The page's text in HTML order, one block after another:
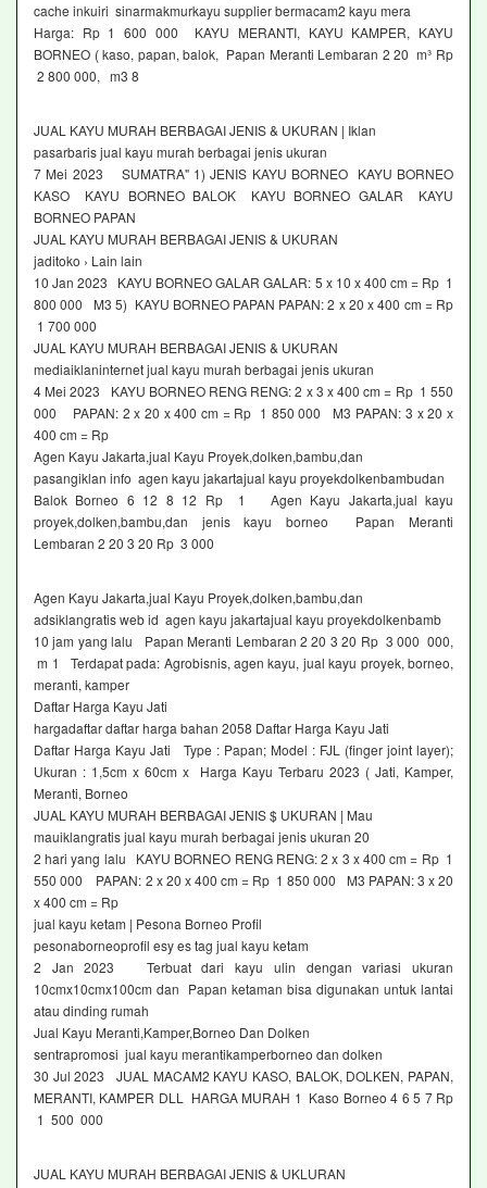
cache inkuiri sinarmakmurkayu supplier bermacam2 kayu mera
Harga: Rp 1 600 000 KAYU MERANTI, KAYU KAMPER, KAYU
BORNEO ( kaso, papan, balok, Papan Meranti Lembaran 2 20 m³ Rp
2 800 000, m3 8
JUAL KAYU MURAH BERBAGAI JENIS & UKURAN | Iklan
pasarbaris jual kayu murah berbagai jenis ukuran
7 Mei 2023 SUMATRA" 1) JENIS KAYU BORNEO KAYU BORNEO
KASO KAYU BORNEO BALOK KAYU BORNEO GALAR KAYU
BORNEO PAPAN
JUAL KAYU MURAH BERBAGAI JENIS & UKURAN
jaditoko › Lain lain
10 Jan 2023 KAYU BORNEO GALAR GALAR: 5 x 10 x 400 cm = Rp 1
800 000 M3 5) KAYU BORNEO PAPAN PAPAN: 2 x 20 x 400 cm = Rp
1 700 000
JUAL KAYU MURAH BERBAGAI JENIS & UKURAN
mediaiklaninternet jual kayu murah berbagai jenis ukuran
4 Mei 2023 KAYU BORNEO RENG RENG: 2 x 3 x 400 cm = Rp 1 550
000 PAPAN: 2 x 20 x 400 cm = Rp 1 850 000 M3 PAPAN: 3 x 20 x
400 cm = Rp
Agen Kayu Jakarta,jual Kayu Proyek,dolken,bambu,dan
pasangiklan info agen kayu jakartajual kayu proyekdolkenbambudan
Balok Borneo 6 12 8 12 Rp 1 Agen Kayu Jakarta,jual kayu
proyek,dolken,bambu,dan jenis kayu borneo Papan Meranti
Lembaran 2 20 3 20 Rp 3 000
Agen Kayu Jakarta,jual Kayu Proyek,dolken,bambu,dan
adsiklangratis web id agen kayu jakartajual kayu proyekdolkenbamb
10 jam yang lalu Papan Meranti Lembaran 2 20 3 20 Rp 3 000 000,
m 1 Terdapat pada: Agrobisnis, agen kayu, jual kayu proyek, borneo,
meranti, kamper
Daftar Harga Kayu Jati
hargadaftar daftar harga bahan 2058 Daftar Harga Kayu Jati
Daftar Harga Kayu Jati Type : Papan; Model : FJL (finger joint layer);
Ukuran : 1,5cm x 60cm x Harga Kayu Terbaru 2023 ( Jati, Kamper,
Meranti, Borneo
JUAL KAYU MURAH BERBAGAI JENIS $ UKURAN | Mau
mauiklangratis jual kayu murah berbagai jenis ukuran 20
2 hari yang lalu KAYU BORNEO RENG RENG: 2 x 3 x 400 cm = Rp 1
550 000 PAPAN: 2 x 20 x 400 cm = Rp 1 850 000 M3 PAPAN: 3 x 20
x 400 cm = Rp
jual kayu ketam | Pesona Borneo Profil
pesonaborneoprofil esy es tag jual kayu ketam
2 Jan 2023 Terbuat dari kayu ulin dengan variasi ukuran
10cmx10cmx100cm dan Papan ketaman bisa digunakan untuk lantai
atau dinding rumah
Jual Kayu Meranti,Kamper,Borneo Dan Dolken
sentrapromosi jual kayu merantikamperborneo dan dolken
30 Jul 2023 JUAL MACAM2 KAYU KASO, BALOK, DOLKEN, PAPAN,
MERANTI, KAMPER DLL HARGA MURAH 1 Kaso Borneo 4 6 5 7 Rp
1 500 000
JUAL KAYU MURAH BERBAGAI JENIS & UKLURAN